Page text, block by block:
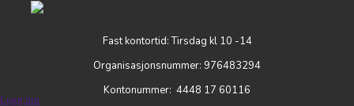
Fast kontortid: Tirsdag kl 10 -14
Organisasjonsnummer: 976483294
Kontonummer: 4448 17 60116
Logg inn